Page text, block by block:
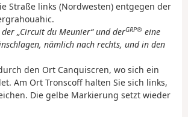
Straße links (Nordwesten) entgegen der
der „Circuit du Meunier“ und derGRP® eine
nämlich nach rechts, und in den
den Ort Canquiscren, wo sich ein
Am Ort Tronscoff halten Sie sich links,
Die gelbe Markierung setzt wieder